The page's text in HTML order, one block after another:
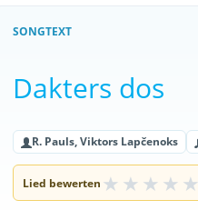
SONGTEXT
Dakters dos
R. Pauls, Viktors Lapčenoks
Lied bewerten ★ ★ ★ ★ ★